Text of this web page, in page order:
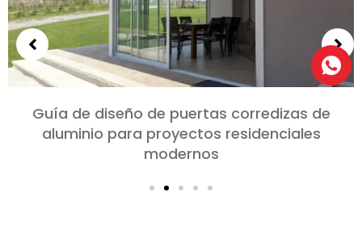
Guía de diseño de puertas corredizas de
aluminio para proyectos residenciales
modernos